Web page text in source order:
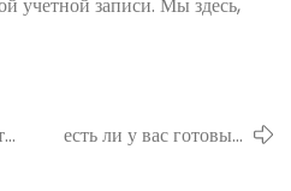
есть ли у вас готовый